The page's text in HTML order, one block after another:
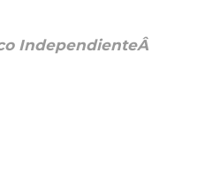
IndependienteÂ